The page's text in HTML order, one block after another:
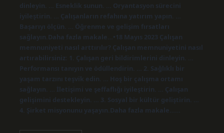
dinleyin. … Esneklik sunun. … Oryantasyon sürecini
iyileştirin. … Çalışanların refahına yatırım yapın. …
Başarıyı ölçün. … Öğrenme ve gelişim fırsatları
sağlayın.Daha fazla makale…•18 Mayıs 2023 Çalışan
memnuniyeti nasıl arttırılır? Çalışan memnuniyetini nasıl
artırabilirsiniz: 1. Çalışan geri bildirimlerini dinleyin. …
Performansı tanıyın ve ödüllendirin. … 2. Sağlıklı bir
yaşam tarzını teşvik edin. … Hoş bir çalışma ortamı
sağlayın. … İletişimi ve şeffaflığı iyileştirin. … Çalışan
gelişimini destekleyin. … 3. Sosyal bir kültür geliştirin. …
4. Şirket misyonunu yaşayın.Daha fazla makale……